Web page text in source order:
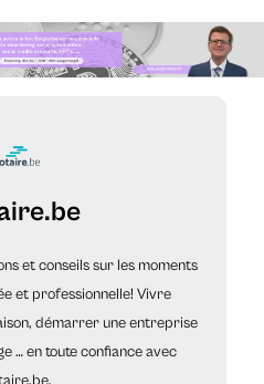
et conseils sur les moments
et professionnelle! Vivre
démarrer une entreprise
… en toute confiance avec